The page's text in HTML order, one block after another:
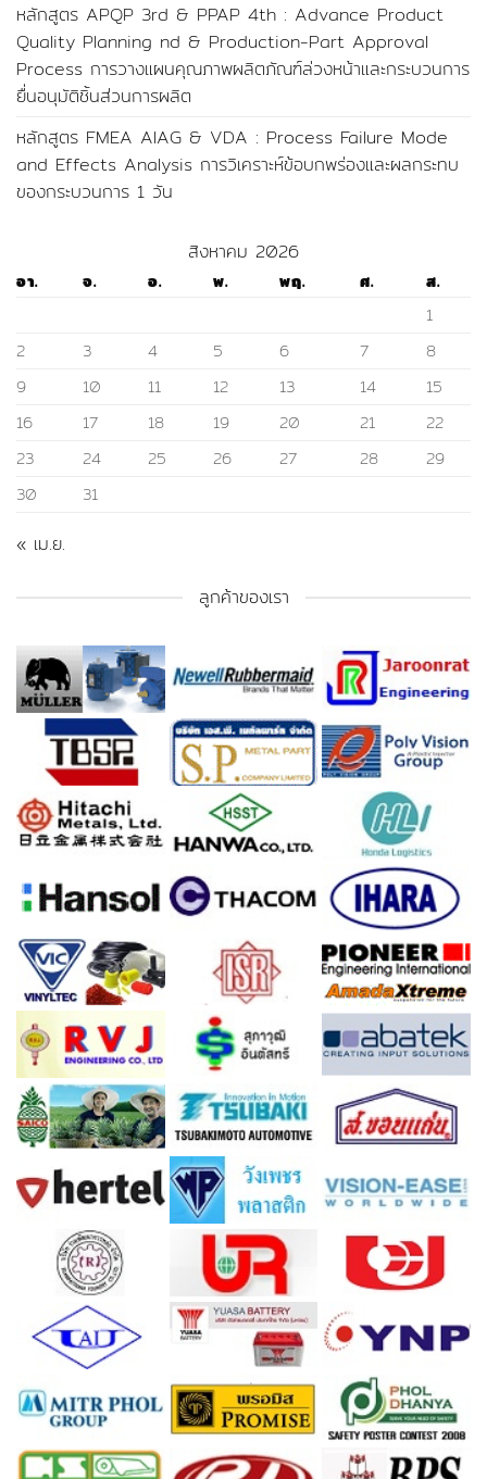
หลักสูตร APQP 3rd & PPAP 4th : Advance Product
Quality Planning nd & Production-Part Approval
Process การวางแผนคุณภาพผลิตภัณฑ์ล่วงหน้าและกระบวนการ
ยื่นอนุมัติชิ้นส่วนการผลิต
หลักสูตร FMEA AIAG & VDA : Process Failure Mode
and Effects Analysis การวิเคราะห์ข้อบกพร่องและผลกระทบ
ของกระบวนการ 1 วัน
สิงหาคม 2026
อา. จ. อ. พ. พฤ. ศ.
ส.
1
2
3 4 5 6 7
8
9
10 11 12 13 14
15
16
17 18 19 20 21
22
23
24 25 26 27 28
29
30
31
« เม.ย.
ลูกค้าของเรา